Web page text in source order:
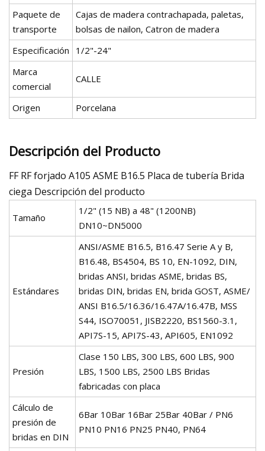
Paquete de
transporte
Cajas de madera contrachapada, paletas,
bolsas de nailon, Catron de madera
Especificación
1/2"-24"
Marca
comercial
CALLE
Origen Porcelana
Descripción del Producto
FF RF forjado A105 ASME B16.5 Placa de tubería Brida
ciega Descripción del producto
Tamaño
1/2" (15 NB) a 48" (1200NB)
DN10~DN5000
Estándares
ANSI/ASME B16.5, B16.47 Serie A y B,
B16.48, BS4504, BS 10, EN-1092, DIN,
bridas ANSI, bridas ASME, bridas BS,
bridas DIN, bridas EN, brida GOST, ASME/
ANSI B16.5/16.36/16.47A/16.47B, MSS
S44, ISO70051, JISB2220, BS1560-3.1,
API7S-15, API7S-43, API605, EN1092
Presión
Clase 150 LBS, 300 LBS, 600 LBS, 900
LBS, 1500 LBS, 2500 LBS Bridas
fabricadas con placa
Cálculo de
presión de
bridas en DIN
6Bar 10Bar 16Bar 25Bar 40Bar / PN6
PN10 PN16 PN25 PN40, PN64